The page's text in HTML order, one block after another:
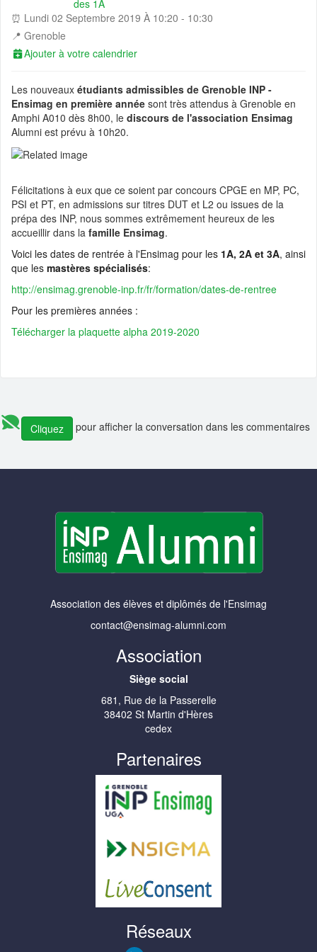
🎓💻 Affectez la taxe d’apprentissage à l’Ensimag,
démarré ! Calend...
📰 Actualité :
narration et la pré...
Altran et Sodexo...
💼 Offre d'emploi :H/F Analyst Quantitative - Finance Advisory |
Markets
💼 Offre d'emploi :
💼 Offre d'emploi :Head of IT Infrastructure and Client Services
Section
💼 Offre d'emploi :Développeur Fullstack - équipe Content
⏰ Lundi 02 Septembre 2019 À 10:20 - 10:30
📍 Grenoble
Ajouter à votre calendrier
Les nouveaux étudiants admissibles de Grenoble INP -
Ensimag en première année sont très attendus à Grenoble en
Amphi A010 dès 8h00, le discours de l'association Ensimag
Alumni est prévu à 10h20.
Félicitations à eux que ce soient par concours CPGE en MP, PC,
PSI et PT, en admissions sur titres DUT et L2 ou issues de la
prépa des INP, nous sommes extrêmement heureux de les
accueillir dans la famille Ensimag.
Voici les dates de rentrée à l'Ensimag pour les 1A, 2A et 3A, ainsi
que les mastères spécialisés:
http://ensimag.grenoble-inp.fr/fr/formation/dates-de-rentree
Pour les premières années :
Télécharger la plaquette alpha 2019-2020
Cliquez pour afficher la conversation dans les commentaires
Association des élèves et diplômés de l'Ensimag
contact@ensimag-alumni.com
Association
Siège social
681, Rue de la Passerelle
38402 St Martin d'Hères
cedex
Partenaires
Réseaux